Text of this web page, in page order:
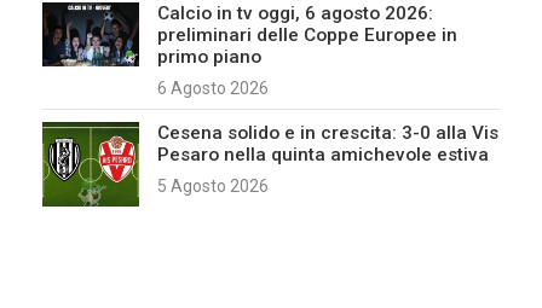
Calcio in tv oggi, 6 agosto 2026:
preliminari delle Coppe Europee in
primo piano
6 Agosto 2026
Cesena solido e in crescita: 3-0 alla Vis
Pesaro nella quinta amichevole estiva
5 Agosto 2026